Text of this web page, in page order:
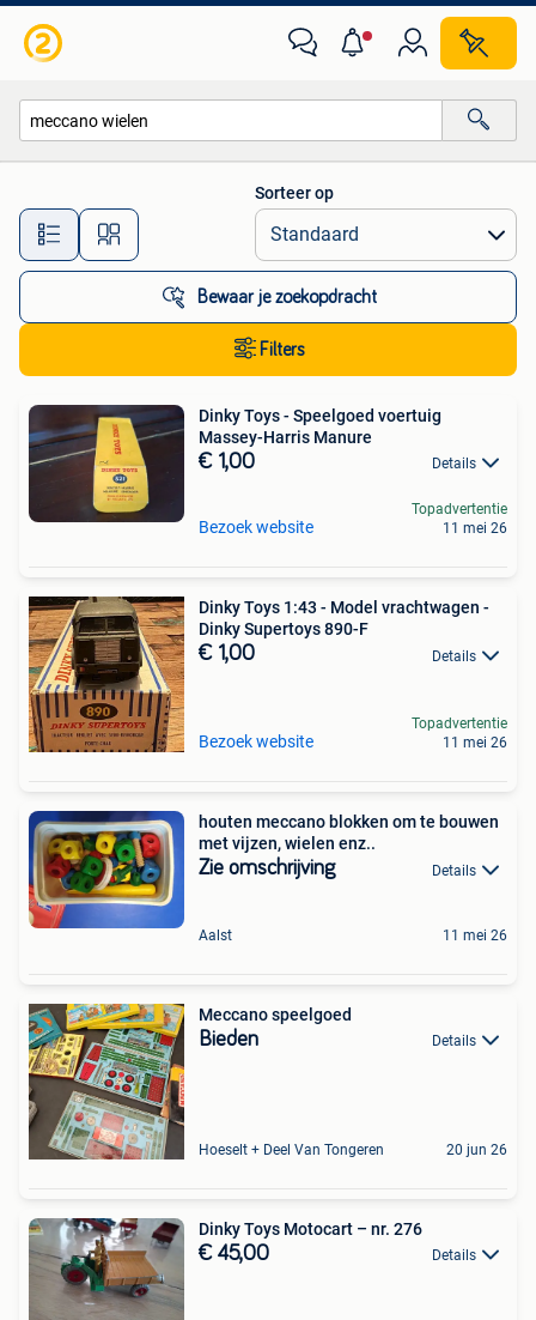
Alle afstanden…
Sorteer op
Bewaar je zoekopdracht
Filters
Dinky Toys - Speelgoed voertuig
Massey-Harris Manure
€ 1,00 Details
Bezoek website
Topadvertentie
11 mei 26
Dinky Toys 1:43 - Model vrachtwagen -
Dinky Supertoys 890-F
€ 1,00 Details
Bezoek website
Topadvertentie
11 mei 26
houten meccano blokken om te bouwen
met vijzen, wielen enz..
Zie omschrijving Details
Aalst 11 mei 26
Meccano speelgoed
Bieden Details
Hoeselt + Deel Van Tongeren 20 jun 26
Dinky Toys Motocart – nr. 276
€ 45,00 Details